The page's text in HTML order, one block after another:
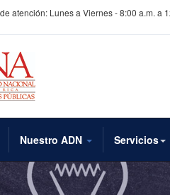
atención: Lunes a Viernes - 8:00 a.m. a
Nuestro ADN Servicios